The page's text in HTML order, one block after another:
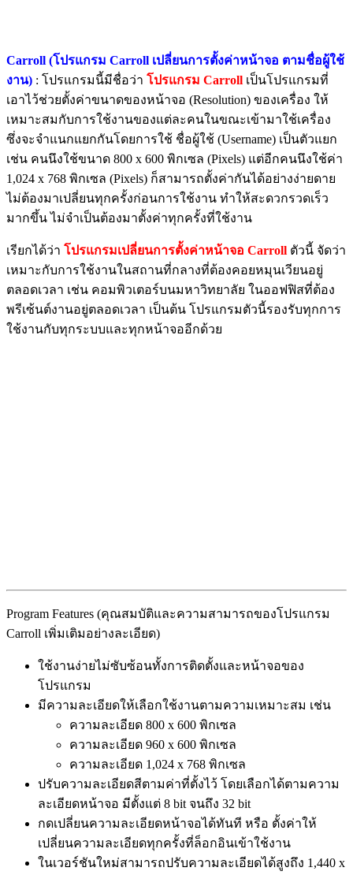
Carroll (โปรแกรม Carroll เปลี่ยนการตั้งค่าหน้าจอ ตามชื่อผู้ใช้
งาน) : โปรแกรมนี้มีชื่อว่า โปรแกรม Carroll เป็นโปรแกรมที่
เอาไว้ช่วยตั้งค่าขนาดของหน้าจอ (Resolution) ของเครื่อง ให้
เหมาะสมกับการใช้งานของแต่ละคนในขณะเข้ามาใช้เครื่อง
ซึ่งจะจำแนกแยกกันโดยการใช้ ชื่อผู้ใช้ (Username) เป็นตัวแยก
เช่น คนนึงใช้ขนาด 800 x 600 พิกเซล (Pixels) แต่อีกคนนึงใช้ค่า
1,024 x 768 พิกเซล (Pixels) ก็สามารถตั้งค่ากันได้อย่างง่ายดาย
ไม่ต้องมาเปลี่ยนทุกครั้งก่อนการใช้งาน ทำให้สะดวกรวดเร็ว
มากขึ้น ไม่จำเป็นต้องมาตั้งค่าทุกครั้งที่ใช้งาน
เรียกได้ว่า โปรแกรมเปลี่ยนการตั้งค่าหน้าจอ Carroll ตัวนี้ จัดว่า
เหมาะกับการใช้งานในสถานที่กลางที่ต้องคอยหมุนเวียนอยู่
ตลอดเวลา เช่น คอมพิวเตอร์บนมหาวิทยาลัย ในออฟฟิสที่ต้อง
พรีเซ้นต์งานอยู่ตลอดเวลา เป็นต้น โปรแกรมตัวนี้รองรับทุกการ
ใช้งานกับทุกระบบและทุกหน้าจออีกด้วย
Program Features (คุณสมบัติและความสามารถของโปรแกรม
Carroll เพิ่มเติมอย่างละเอียด)
ใช้งานง่ายไม่ซับซ้อนทั้งการติดตั้งและหน้าจอของ
โปรแกรม
มีความละเอียดให้เลือกใช้งานตามความเหมาะสม เช่น
ความละเอียด 800 x 600 พิกเซล
ความละเอียด 960 x 600 พิกเซล
ความละเอียด 1,024 x 768 พิกเซล
ปรับความละเอียดสีตามค่าที่ตั้งไว้ โดยเลือกได้ตามความ
ละเอียดหน้าจอ มีตั้งแต่ 8 bit จนถึง 32 bit
กดเปลี่ยนความละเอียดหน้าจอได้ทันที หรือ ตั้งค่าให้
เปลี่ยนความละเอียดทุกครั้งที่ล็อกอินเข้าใช้งาน
ในเวอร์ชันใหม่สามารถปรับความละเอียดได้สูงถึง 1,440 x